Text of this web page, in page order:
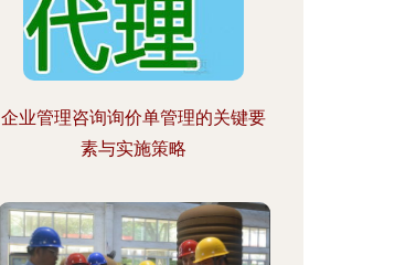
企业管理咨询询价单管理的关键要
素与实施策略